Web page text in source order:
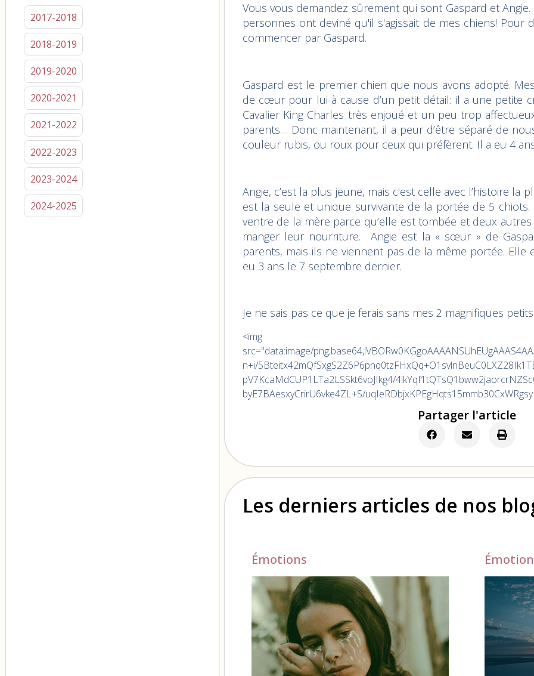
2017-2018
2018-2019
2019-2020
2020-2021
2021-2022
2022-2023
2023-2024
2024-2025
Vous vous demandez sûrement qui sont Gaspard et
personnes ont deviné qu'il s'agissait de mes chiens! Pour
commencer par Gaspard.
Gaspard est le premier chien que nous avons adopté.
de cœur pour lui à cause d’un petit détail: il a une petite
Cavalier King Charles très enjoué et un peu trop
parents… Donc maintenant, il a peur d’être séparé de
couleur rubis, ou roux pour ceux qui préfèrent. Il a eu 4
Angie, c’est la plus jeune, mais c'est celle avec l’histoire la
est la seule et unique survivante de la portée de 5
ventre de la mère parce qu’elle est tombée et deux
manger leur nourriture. Angie est la « sœur » de
parents, mais ils ne viennent pas de la même portée. Elle
eu 3 ans le 7 septembre dernier.
Je ne sais pas ce que je ferais sans mes 2 magnifiques
<img alt="" src="data:image/png;base64,iVBORw0KGgoAAAANSUhEUgAAAS4AAAGQCAIAAACf4hoRAAAAGXRFWHRTb2Z0d2FyZQBBZG9iZSBJbWFnZVJlYWR5ccllPAAAA25pVFh0WE1MOmNvbS5hZG9iZS54bXAAAAAAADw/eHBhY2tldCBiZWdpbj0i77u/IiBpZD0iVzVNME1wQ2VoaUh6cmVTek5UY3prYzlkIj8+IDx4OnhtcG1ldGEgeG1sbnM6eD0iYWRvYmU6bnM6bWV0YS8iIHg6eG1wdGs9IkFkb2JlIFhNUCBDb3JlIDUuNi1jMTQyIDc5LjE2MDkyNCwgMjAxNy8wNy8xMy0wMTowNjozOSAgICAgICAgIj4gPHJkZjpSREYgeG1sbnM6cmRmPSJodHRwOi8vd3d3LnczLm9yZy8xOTk5LzAyLzIyLXJkZi1zeW50YXgtbnMjIj4gPHJkZjpEZXNjcmlwdGlvbiByZGY6YWJvdXQ9IiIgeG1sbnM6eG1wTU09Imh0dHA6Ly9ucy5hZG9iZS5jb20veGFwLzEuMC9tbS8iIHhtbG5zOnN0UmVmPSJodHRwOi8vbnMuYWRvYmUuY29tL3hhcC8xLjAvc1R5cGUvUmVzb3VyY2VSZWYjIiB4bWxuczp4bXA9Imh0dHA6Ly9ucy5hZG9iZS5jb20veGFwLzEuMC8iIHhtcE1NOk9yaWdpbmFsRG9jdW1lbnRJRD0ieG1wLmRpZDpDQUNEOEU5NDJBQTMxMUVCOURGRUVBNzkxQTQ0MDE4MSIgeG1wTU06RG9jdW1lbnRJRD0ieG1wLmRpZDpDQkE5RTM1QjQxNzExMUVCOThGOERDQzM3NDk1Mjg2RSIgeG1wTU06SW5zdGFuY2VJRD0ieG1wLmlpZDpDQkE5RTM1QTQxNzExMUVCOThGOERDQzM3NDk1Mjg2RSIgeG1wOkNyZWF0b3JUb29sPSJBZG9iZSBQaG90b3Nob3AgQ0MgMjAxOCAoV2luZG93cykiPiA8eG1wTU06RGVyaXZlZEZyb20gc3RSZWY6aW5zdGFuY2VJRD0ieG1wLmlpZDo3MTBhMTZmMS1jMTMyLTgwNGYtOTc0MS01NDE3NDI4Y2I4MTIiIHN0UmVmOmRvY3VtZW50SUQ9InhtcC5kaWQ6Q0FDRDhFOTQyQUEzMTFFQjlERkVFQTc5MUE0NDAxODEiLz4gPC9yZGY6RGVzY3JpcHRpb24+IDwvcmRmOlJERj4gPC94OnhtcG1ldGE+IDw/eHBhY2tldCBlbmQ9InIiPz5Ihg1FAAML9UlEQVR42oy9aaxt2XEettba85nu+IZ+Q88D2U1SJCNSY2JJUaRE9BApiB3HCQIYQRzkjxHEv4PEvwI4f4LYsK3AMWADsWMjVmwjSiRRpEmKLZEWSbM5dLObPb9+4x3PsOe9Vr6qWnuffW+3g1w+vr7v3nP22XutVVVfVX1Vpf/xt9977LEb1jprW8VfWmvljDZaKeeU09oFyrTWZdN4Hqof/O6Xf+s3f3N1evIX/pM//x/+l/+RjlRnG221U7gGvvB2/N0ph3fjonQhfOGbpmscXVq51na2oxd1nbU2CAL8jd/gG/l0fOEt8o3/iTGKvlWGf0HXpp+GyuBneG+oFd6LV+Cmu+OHH3RVPZlOwjBwTtM7A7oLuZri1+Gi+Dd+jm8d3qvpB3g7npd+rfkz/Hd4HV3ZOTV89Zfa/v2bf/tv/vd/9a8++9yzuAU8nuu/5PV4QDzswcHe9evXX3rppZu3bv7m//K33nnrvSiKfv03/swv//IvHh0dB4ExgcNi45V0t8YUm02WZtkkW63O67qWq5VliRctFgu8l/5ZlJZu2VRlkc12Ts+b/L1v7YTrKF2k852d3d28rI7PzjebvKpKPNV0Oj85W7/++hvL1ToKsXltGITKdfPF/PDKITb+3r2jB8fn+AhncfEGWzSZTYqy2Kw2uL8wjDqlqrJura3bpqwavB2vieM4y3Cfq4he0M1ms2eeefaNN97As+AnOAebzWa9Xqdpil0uq9IoM8myoihu376dJMkHd+4kWWqxq/gfnyNDO67pJ3QK6Qu/MCYs+YtOFG6QDw9WBt9cuXbVBEHbNMPu4Ne0q/inCTrXFvkyst3PP3f7+u5sVRRynnBocQxCp2aTeDFPIt0ExtJNYBcdb6xzbdfFSWyCeH8xfeXts7/35dfqGK90bdvIIcW5ieMQh8107SyN0zgKjdqfT6ZxmMZBHLgsiSdRgBWtGjr6JlS2U22rw9DEMU5sG4QQgS7ECuIireucptMMAcEz4hkgPPQxmu7J4sYDlW8qmwaf/fVfjPf2/85f+2v/9+9/6Rd+7U9cfeYpq2rbtQGfWhw6xaeZnsKSMDpNYtfxF1awafFoneL1lSUjOeRnkg0QCZTfyguMCKSiFWK58P8hNUHfBawyWnoJvSlN0tnp+n7UJcpABHUHiXPKWHo4+jgSPZx6aA9tnFyXPsz1goWLGLqSHAP8CVierEgw//DSFy5tfuVXf/V//bt/d71a40zjY/Hg9IvOijTTm607P1sd7B9M5zMDHdHSIcDDG6eTOMGaN01nOgNFRSpCB01VQfzX5crqztA209LhUjiyVVUtl6u9vb0kTdrWlkUFJdZ2Ns/rEJ+WBF2Q7uzuTBd7vBm4mu7aerleZdNJ6hSEcL3eYDUnabZer+gFvOw4TlixIMHNdCRytMA2isKmqZu6xoVbbJCyOHNdFDRl09Ej4BxqbKjoU1pInJfGzadzPD7eGAYJa2e8BsJLLzGs7oIIwkjKFzte88Wd3wAnstRrMfoP2wP8x/iP4C9LJ82rOUg7rIVtuwvbQruoSKUF+HTXtW4nCrI4LKDLcPD5/IS0U3SIIARRQGe4w1bxciiS/KCuKmx460zY1CdLfTePVJzFgYJ1isKALASko3VQh7YiMTsqcjkf0f3zLIgggbM0mCTRPIuzJICqjYJgdzpNQsgjFk3z2oRkELQJIfFYVFoer03IAgyrIguEo0R2hbSOvf+w/djP/sR/9zf+xu/8g7//2hs/higq/JTOHNkWFjOyRPT2jkyBrOmwiPLN8D2+sOuGzaDpDdcgkMMXC4gXFTsYIz1YJy9D8vs0S00YQuS1wZHS/fsuf7EFFwnXg4Hb2j0R3As/kR9/+BPp68knn/7sZz/7e7/7u7s7Ox0rIz5A+A/JLp4Ix6WoykdHR20LLYhDr9uuVTqCicAiTCZTmAgcShzCNIkc6XvsTbjJc9gT2A3LpxxnF7cNDdw0DYwDpIIkoe2KosQvwzjI8yV29sqNJ+IoUaGuq+bR8REEL4jCOIWFnXZk64o4iquqxobicxu8qGnwcXUN4cdeGOxakiWTOFudrRssI+S8acm2wBDwzeNm8BQdKWvaK1kBXGQQkslkUuQ5Pnd/LyMpJdNiBRLht7y/BogIhh3XgWbBNwwhnD9zvar1gjfasgFriGEU22gE3bgLOybwyV+B7rg5ODjIsrRcr7BUIvD0CLixEPfcGFgpWHic5RZmMBFBp50KdBjhme2y6R6eFXiWKAh1QLYKYkj2kxQ+3zw9qWOLEuAqhYImrR/l+PCcHjjAlWwaJUm8nEbB4SSIQz3Nwvk0g16C/QyjOCWTbHvjo5UsCiM4tlT0E2VZPdF+WPPwuNu7vvPr/8VfivOTfHNquzoIsD0d9oklGhfr6EatlbM6rJHYPXyJQLIuII1PRhe6S0wT4bTgsmAwDuDHVYMw0B16gfHbwxdowyjBCSvLInKR4p2ANHTa9eiXLgQVQRhEi/F3pN7EILIOpnP/EeL5//FFN/65z33ut3/7tx1pMtp6MeOqt/C4WJokjx49eu/d965cvdIA3gQBthx68Gx5CrHEVoWkH11dNziaoSFbHocZHqQqISpYlACQBWc6ioCXTENfLVYe/4tpLYI4CmBcsRKQH0ioaro4pqWom65qAUQjbEhrSWBw+QD/BHqMwiQKl8sGCBP7AouBOwlJQqBHC8Y2UK+EGRUfujCMcRHcAx91rJ0S50KMm1gq/HM6nULFyF6xzLbsgBgPO0Uaxd0wJPlybHgT6UlIGI0SwRwOpQj5AKnGwpnEsdfX/ucEs9QgmbTLNrTd4c48CeIKYqTJhsthcqqOoiAJFZ8KGwP26wgPz/6Vk483JAWAG5Pz/KxuW0iTltuRF8iJYWeptxt0ogCsQtKdgLwkTnh15bq6sa7M8eo3bAe8OE+j2SSDYdW2DclBcXwpAei9TZC1GTwjf/4dOYWAGEcP82mWPXnrmi1XZa1g3G1b0wKSa4YP7ejWRgZErjyYRNI3/CVrHWg+aQJLGLUMlnPw2JxADuU/Q+Cm6zFMjxRxFADyEhNEXbcetuqS0Ci+OTHBjs0X+RXajG0suUouMPr/lzQSpNfBJz/5iZ2dHcgHtlN/6I34AZYa6/DKK688/tQTeOXRw2O8ExYP8lAUG9JKEYGPqiQ7GWUZwCe5IOxCQ/xwDGsyS8D5Gu8qbYnjvpjvAJFDhLAkbdUCmwZx3DYV8DdWK50me/O9sqjPVo/wauBPgE1oBAgXVhMXJ08JQok7CEPIT92ugCRlIcTK4TdYoqqo4G6ZMBHRYlGk804hgLbtUQxuMsL3kGrcPyA08LMVUycWT4lm98EAfB/FpBLocnSujJw8K4iK98n0Xh9hAUNOKW4vYJsmqBg3iV9BQzi2t2oLlMR/UXKWYOhSwBKjeG1h6+hO2NSbJA6SWCdQVGEE1QZbTZ4h223G1QAFuDw+wJ2cbY6XK/LrnGJkqTyq8rrbeDPGB5cCD1YPpgIyAXwW8At0AE8TmpI0XO3Mo1UJUAkXwLBWsyQ/ShAbbj7k89myOekhfG91jIZXSY7mpqrfPyrVZJ5ODoucTonV0Mm4LKAqbJzhPRB1RtcUFRjwxoschnzQyAYCaBkKogDGmd5PEGsmPxcLJn6jCKU3jtCvuB38YbnUXUiQQXXwnUkxYpP45tlCW49++TQYPhbWS7tYfejmlr7REnMKZDsHFCrxHAbIbhSz2UZxXnjhY089/cQ6X+IzSJGKI6B7hMyvwXE/PTn52pf/RV22hDPbBuciSSZ4SNtAm8GwuIRh5CYv8ARpGrILjw1yEOQ4xlnXhGk7O5/NsGr5pmC9Q3vZ0e43bb5RNQ5oCwS7Xp4vgTI3q3KTt3BGm4YgCcV4aoqcASzAddysi6aC21e0TSeSA4AKzR8lfPQt6xCcdSw20FtHnhTH6KzEUrBSEeAbfN02Yh0UknfQrpbLOIhobdlN1y4gfeXoYBDAg6Fk4w+5xiKQuyRShBvoSN3TPtBD0ydp5yMFfKYJdIh1FVEhWEXi4Ve73w2Od8gruw7PO03jOHDroqRzbile2JGNbbBRwBV05o0iV8nQNaFusFp5QXIbw1AAosTJvePzsyKn02sY11IoxAh8FHU8KH3DGAKIl44QTqeyTuxQB02j6epdA5WmSKNZaF9ccjLNjOUwphH3treu3tCS7pQ/EtegCJePXvLNnxfNnZPGTIAEg7rBmwK3jR16g0QWiLUmx9/oCw8Tc8hJgA1ZwYBxy8iCeR/RaP2vsUtOLB5HflW/rqw+yTAmaUouTSdxha1ZHkTIiSA6WSV6LFZYdgDVLO2XLerYOfzw13y+88ILzy/Pz1nwrerjT673OjUvMvyo9959vyqrNMnoFLKfwctAvgrurq5LduhhcGoYMQo5w0lryCHHomHpcCn8gkxlGBbkS64Y5sEOBliLgFXyerMBmIVb+PD40QYmVyu8cTqZUuSsIQhK12HffpNvcEuz2Rwr0XZyRjt23qwAQnZKQ75P8sroFc6OF1PstmMHEn9nZM9buL5G4l9Kdgknnl7WElQO5M24B4kM6x6eut7fkDXzIQYf1ee17GOnqj8uZIoDenCnB7U4OCN8b9CyTT1JoklCQdqgP3iwyQED2YiWlG5eEQqI5LgS/IdGg9lvSKmd5fW7989gvsmd8nqcQBgBhP6Eb2MQfGsszy0u0sBM1R1UJf3T/x+IRzXWVvQhDeujNpSHZOhsKKToV9mRK8AhL1Jl/OXDUkbCzcA3EJ7s3nmVTc3ewZX1Q4hAi1Vhx4Agf790Aj7lmv4627yC1uMcA31vZFecuBMfKYq0wazZKBTmQ2zyB7YsYDcmnmSTjrSaJY0L1ewGz0P1Bt5pHygQzeN8VEbirEaNrJ/+iAjOR7mLH3/
n+i/
pV7KcaMdCUP1LTa2LSSkt6voJIkg4/
byE7BAesxyCrirU6vke4ZL+S/
Partager l'article
Les derniers articles de nos
Émotions